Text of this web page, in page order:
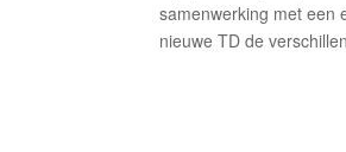
samenwerking met een
nieuwe TD de